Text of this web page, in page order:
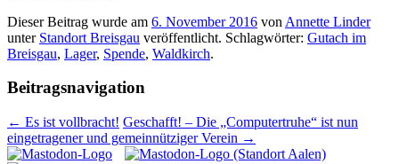
Dieser Beitrag wurde am 6. November 2016 von Annette Linder
unter Standort Breisgau veröffentlicht. Schlagwörter: Gutach im
Breisgau, Lager, Spende, Waldkirch.
Beitragsnavigation
← Es ist vollbracht! Geschafft! – Die „Computertruhe“ ist nun
eingetragener und gemeinnütziger Verein →